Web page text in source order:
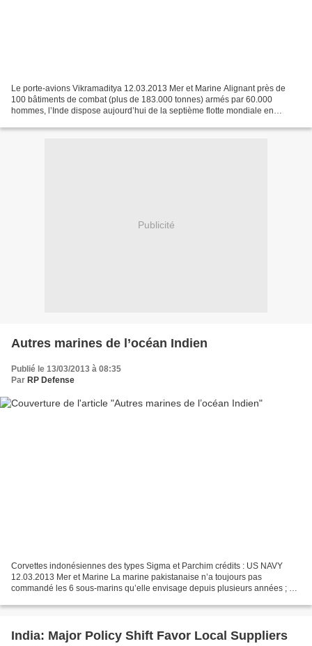
Le porte-avions Vikramaditya 12.03.2013 Mer et Marine Alignant près de
100 bâtiments de combat (plus de 183.000 tonnes) armés par 60.000
hommes, l’Inde dispose aujourd’hui de la septième flotte mondiale en
Publicité
Autres marines de l’océan Indien
Publié le 13/03/2013 à 08:35
Par RP Defense
Corvettes indonésiennes des types Sigma et Parchim crédits : US NAVY
12.03.2013 Mer et Marine La marine pakistanaise n’a toujours pas
commandé les 6 sous-marins qu’elle envisage depuis plusieurs années ; un
India: Major Policy Shift Favor Local Suppliers